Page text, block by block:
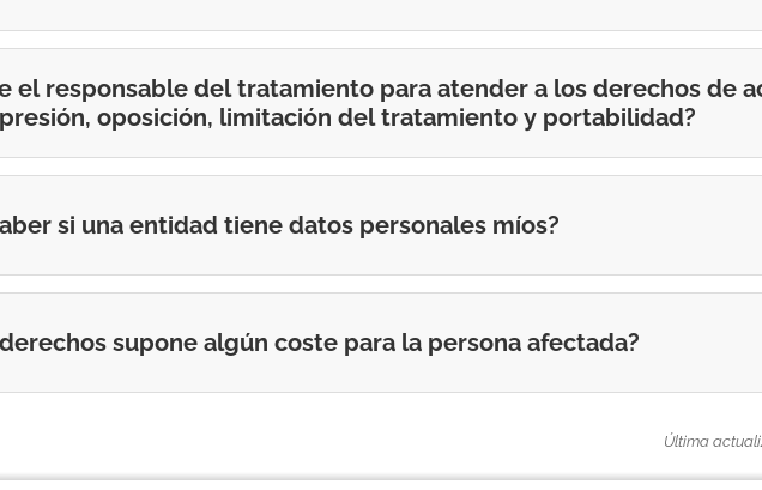
el responsable del tratamiento para atender a los derechos de
oposición, limitación del tratamiento y portabilidad?
si una entidad tiene datos personales míos?
supone algún coste para la persona afectada?
Última